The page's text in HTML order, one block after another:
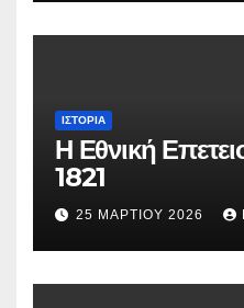
ΙΣΤΟΡΊΑ
Η Εθνική
1821
25 ΜΑΡΤΊΟΥ 2026